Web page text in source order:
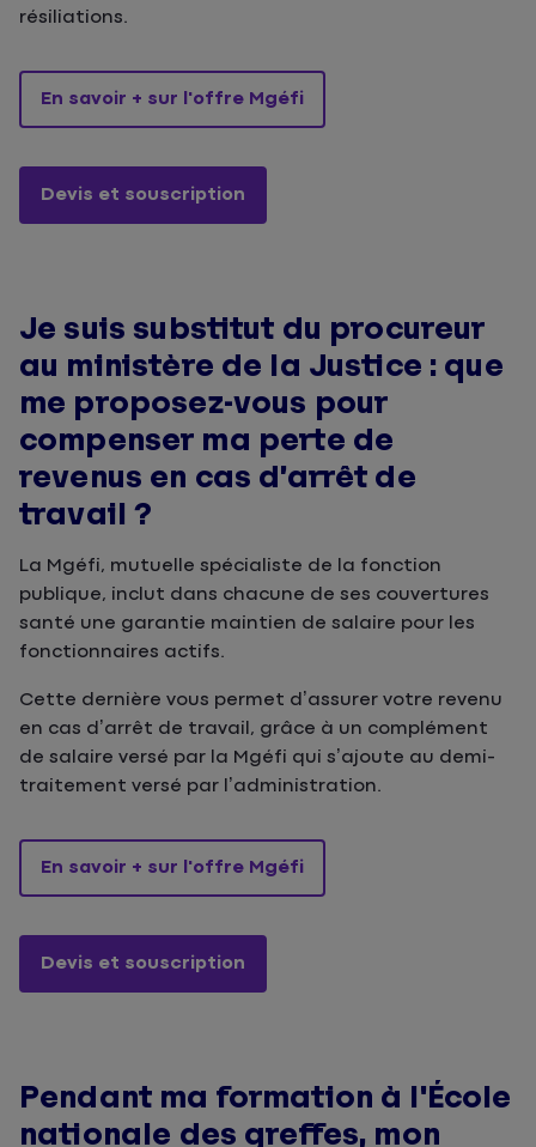
résiliations.
En savoir + sur l'offre Mgéfi
Devis et souscription
Je suis substitut du procureur
au ministère de la Justice : que
me proposez-vous pour
compenser ma perte de
revenus en cas d’arrêt de
travail ?
La Mgéfi, mutuelle spécialiste de la fonction
publique, inclut dans chacune de ses couvertures
santé une garantie maintien de salaire pour les
fonctionnaires actifs.
Cette dernière vous permet d’assurer votre revenu
en cas d’arrêt de travail, grâce à un complément
de salaire versé par la Mgéfi qui s’ajoute au demi-
traitement versé par l’administration.
En savoir + sur l'offre Mgéfi
Devis et souscription
Pendant ma formation à l'École
nationale des greffes, mon